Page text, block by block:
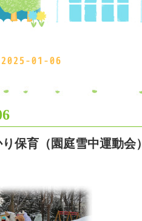
2025-01-06
保育（園庭雪中運動会）